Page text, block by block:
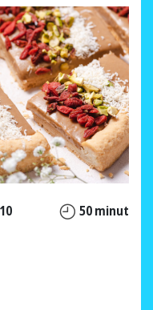
10 50 minut